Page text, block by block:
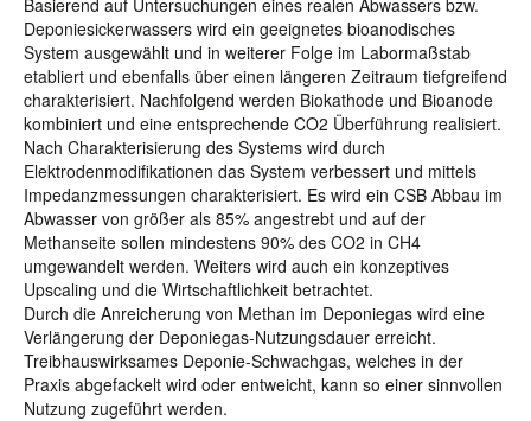
Basierend auf Untersuchungen eines realen Abwassers bzw.
Deponiesickerwassers wird ein geeignetes bioanodisches
System ausgewählt und in weiterer Folge im Labormaßstab
etabliert und ebenfalls über einen längeren Zeitraum tiefgreifend
charakterisiert. Nachfolgend werden Biokathode und Bioanode
kombiniert und eine entsprechende CO2 Überführung realisiert.
Nach Charakterisierung des Systems wird durch
Elektrodenmodifikationen das System verbessert und mittels
Impedanzmessungen charakterisiert. Es wird ein CSB Abbau im
Abwasser von größer als 85% angestrebt und auf der
Methanseite sollen mindestens 90% des CO2 in CH4
umgewandelt werden. Weiters wird auch ein konzeptives
Upscaling und die Wirtschaftlichkeit betrachtet.
Durch die Anreicherung von Methan im Deponiegas wird eine
Verlängerung der Deponiegas-Nutzungsdauer erreicht.
Treibhauswirksames Deponie-Schwachgas, welches in der
Praxis abgefackelt wird oder entweicht, kann so einer sinnvollen
Nutzung zugeführt werden.